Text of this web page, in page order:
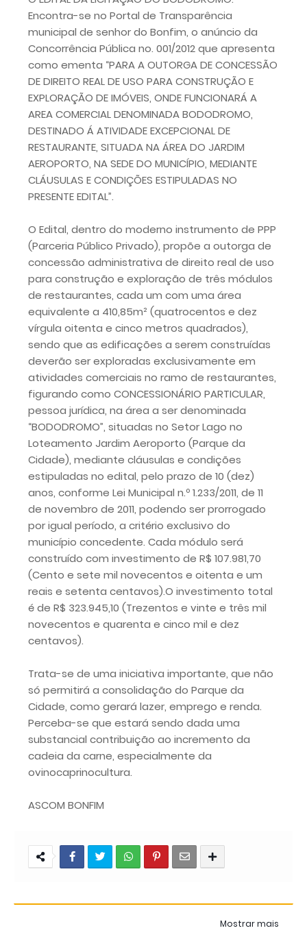
Encontra-se no Portal de Transparência
municipal de senhor do Bonfim, o anúncio da
Concorrência Pública no. 001/2012 que apresenta
como ementa “PARA A OUTORGA DE CONCESSÃO
DE DIREITO REAL DE USO PARA CONSTRUÇÃO E
EXPLORAÇÃO DE IMÓVEIS, ONDE FUNCIONARÁ A
AREA COMERCIAL DENOMINADA BODODROMO,
DESTINADO Á ATIVIDADE EXCEPCIONAL DE
RESTAURANTE, SITUADA NA ÁREA DO JARDIM
AEROPORTO, NA SEDE DO MUNICÍPIO, MEDIANTE
CLÁUSULAS E CONDIÇÕES ESTIPULADAS NO
PRESENTE EDITAL”.
O Edital, dentro do moderno instrumento de PPP
(Parceria Público Privado), propõe a outorga de
concessão administrativa de direito real de uso
para construção e exploração de três módulos
de restaurantes, cada um com uma área
equivalente a 410,85m² (quatrocentos e dez
vírgula oitenta e cinco metros quadrados),
sendo que as edificações a serem construídas
deverão ser exploradas exclusivamente em
atividades comerciais no ramo de restaurantes,
figurando como CONCESSIONÁRIO PARTICULAR,
pessoa jurídica, na área a ser denominada
“BODODROMO”, situadas no Setor Lago no
Loteamento Jardim Aeroporto (Parque da
Cidade), mediante cláusulas e condições
estipuladas no edital, pelo prazo de 10 (dez)
anos, conforme Lei Municipal n.º 1.233/2011, de 11
de novembro de 2011, podendo ser prorrogado
por igual período, a critério exclusivo do
município concedente. Cada módulo será
construído com investimento de R$ 107.981,70
(Cento e sete mil novecentos e oitenta e um
reais e setenta centavos).O investimento total
é de R$ 323.945,10 (Trezentos e vinte e três mil
novecentos e quarenta e cinco mil e dez
centavos).
Trata-se de uma iniciativa importante, que não
só permitirá a consolidação do Parque da
Cidade, como gerará lazer, emprego e renda.
Perceba-se que estará sendo dada uma
substancial contribuição ao incremento da
cadeia da carne, especialmente da
ovinocaprinocultura.
ASCOM BONFIM
Mostrar mais